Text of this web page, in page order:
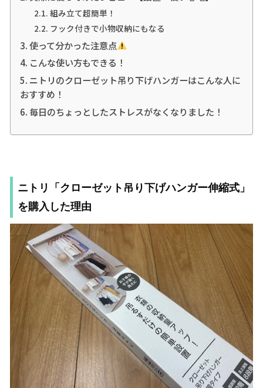
組み立て超簡単！
フック付きで小物収納にもなる
使って分かった注意点
こんな使い方もできる！
ニトリのクローゼット吊り下げハンガーはこんな人に
おすすめ！
毎日のちょっとしたストレスがなくなりました！
ニトリ「クローゼット吊り下げハンガー伸縮式」
を購入した理由